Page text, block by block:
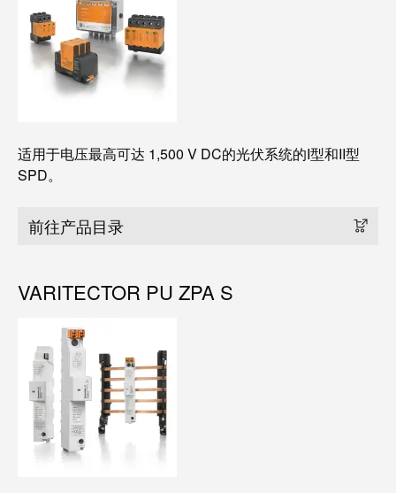
适用于电压最高可达 1,500 V DC的光伏系统的I型和II型
SPD。
前往产品目录
VARITECTOR PU ZPA S